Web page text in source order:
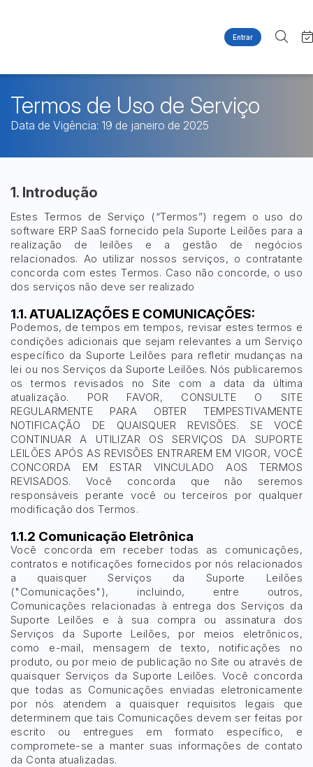
Entrar
Site
Quem Somos
Imóveis
Apartamentos
Casas
Ponto Comercial
Terreno
Bairro Comitente
Judiciais Extrajudiciais
Faixa de valor
R$ até R$
Pesquisar
Home
Quem Somos
Fale Conosco
Termos de Uso de Serviço
Data de Vigência: 19 de janeiro de 2025
1. Introdução
Estes Termos de Serviço (“Termos”) regem o uso do
software ERP SaaS fornecido pela Suporte Leilões para a
realização de leilões e a gestão de negócios
relacionados. Ao utilizar nossos serviços, o contratante
concorda com estes Termos. Caso não concorde, o uso
dos serviços não deve ser realizado
1.1. ATUALIZAÇÕES E COMUNICAÇÕES:
Podemos, de tempos em tempos, revisar estes termos e
condições adicionais que sejam relevantes a um Serviço
específico da Suporte Leilões para refletir mudanças na
lei ou nos Serviços da Suporte Leilões. Nós publicaremos
os termos revisados no Site com a data da última
atualização. POR FAVOR, CONSULTE O SITE
REGULARMENTE PARA OBTER TEMPESTIVAMENTE
NOTIFICAÇÃO DE QUAISQUER REVISÕES. SE VOCÊ
CONTINUAR A UTILIZAR OS SERVIÇOS DA SUPORTE
LEILÕES APÓS AS REVISÕES ENTRAREM EM VIGOR, VOCÊ
CONCORDA EM ESTAR VINCULADO AOS TERMOS
REVISADOS. Você concorda que não seremos
responsáveis perante você ou terceiros por qualquer
modificação dos Termos.
1.1.2 Comunicação Eletrônica
Você concorda em receber todas as comunicações,
contratos e notificações fornecidos por nós relacionados
a quaisquer Serviços da Suporte Leilões
("Comunicações"), incluindo, entre outros,
Comunicações relacionadas à entrega dos Serviços da
Suporte Leilões e à sua compra ou assinatura dos
Serviços da Suporte Leilões, por meios eletrônicos,
como e-mail, mensagem de texto, notificações no
produto, ou por meio de publicação no Site ou através de
quaisquer Serviços da Suporte Leilões. Você concorda
que todas as Comunicações enviadas eletronicamente
por nós atendem a quaisquer requisitos legais que
determinem que tais Comunicações devem ser feitas por
escrito ou entregues em formato específico, e
compromete-se a manter suas informações de contato
da Conta atualizadas.